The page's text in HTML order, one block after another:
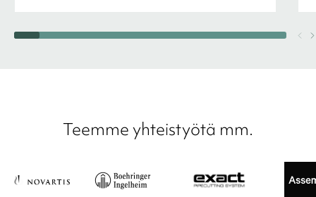
Teemme yhteistyötä mm.